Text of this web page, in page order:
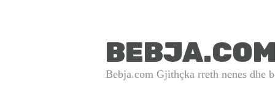
BEBJA.COM
Bebja.com Gjithçka rreth nenes dhe